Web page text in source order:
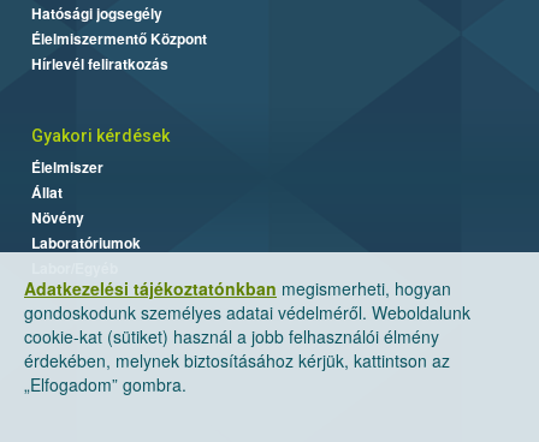
Adatkezelési tájékoztatónkban megismerheti, hogyan
gondoskodunk személyes adatai védelméről. Weboldalunk
cookie-kat (sütiket) használ a jobb felhasználói élmény
érdekében, melynek biztosításához kérjük, kattintson az
„Elfogadom” gombra.
Hatósági jogsegély
Élelmiszermentő Központ
Hírlevél feliratkozás
Gyakori kérdések
Élelmiszer
Állat
Növény
Laboratóriumok